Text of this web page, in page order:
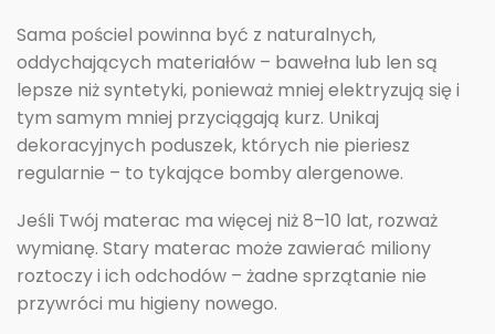
Sama pościel powinna być z naturalnych,
oddychających materiałów – bawełna lub len są
lepsze niż syntetyki, ponieważ mniej elektryzują się i
tym samym mniej przyciągają kurz. Unikaj
dekoracyjnych poduszek, których nie pieriesz
regularnie – to tykające bomby alergenowe.
Jeśli Twój materac ma więcej niż 8–10 lat, rozważ
wymianę. Stary materac może zawierać miliony
roztoczy i ich odchodów – żadne sprzątanie nie
przywróci mu higieny nowego.